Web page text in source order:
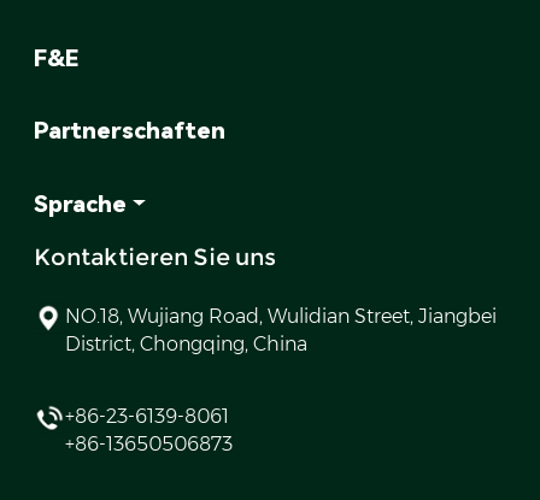
F&E
Partnerschaften
Sprache
Kontaktieren Sie uns
NO.18, Wujiang Road, Wulidian Street, Jiangbei
District, Chongqing, China
+86-23-6139-8061
+86-13650506873